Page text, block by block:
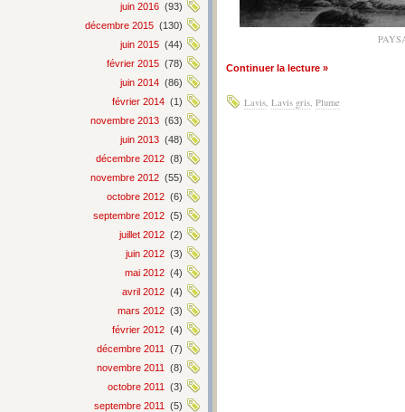
juin 2016 (93)
décembre 2015 (130)
juin 2015 (44)
février 2015 (78)
juin 2014 (86)
février 2014 (1)
novembre 2013 (63)
juin 2013 (48)
décembre 2012 (8)
novembre 2012 (55)
octobre 2012 (6)
septembre 2012 (5)
juillet 2012 (2)
juin 2012 (3)
mai 2012 (4)
avril 2012 (4)
mars 2012 (3)
février 2012 (4)
décembre 2011
(7)
novembre 2011
(8)
octobre 2011
(3)
septembre 2011
(5)
Continuer la lecture »
Lavis, Lavis gris, Plume